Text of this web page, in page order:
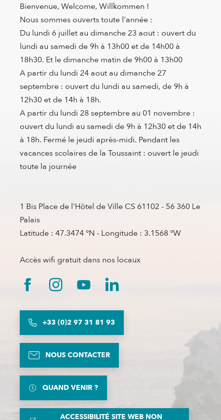
Bienvenue, Welcome, Willkommen !
Nous sommes ouverts toute l'année :
Du lundi 6 juillet au dimanche 23 aout : ouvert du
lundi au samedi de 9h à 13h00 et de 14h00 à
18h30. Et le dimanche matin de 9h00 à 13h00
A partir du lundi 24 aout au dimanche 27
septembre : ouvert du lundi au samedi, de 9h à
12h30 et de 14h à 18h.
A partir du lundi 28 septembre au 01 novembre :
ouvert du lundi au samedi de 9h à 12h30 et de 14h
à 18h. Fermé le jeudi après-midi. Pendant les
vacances scolaires de la Toussaint : ouvert le jeudi
toute la journée
1 Bis Place de l'Hôtel de Ville CS 61102 - 56 360 Le
Palais
Latitude : 47.3474 °N - Longitude : 3.1568 °W
Accès wifi gratuit dans nos locaux
+33 (0)2 97 31 81 93
NOUS CONTACTER
QUAND VENIR ?
ACCESSIBILITÉ SITE WEB NON